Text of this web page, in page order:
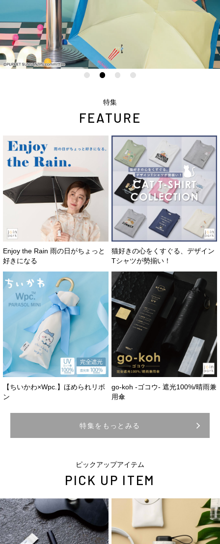
特集
FEATURE
Enjoy the Rain 雨の日がちょっと
好きになる
猫好きの心をくすぐる、デザイン
Tシャツが勢揃い！
【ちいかわ×Wpc.】ほめられリボ
ン
go-koh -ゴコウ- 遮光100%/晴雨兼
用傘
特集をもっとみる
ピックアップアイテム
PICK UP ITEM